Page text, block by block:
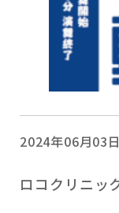
2024年06月03日
ロコクリニッ